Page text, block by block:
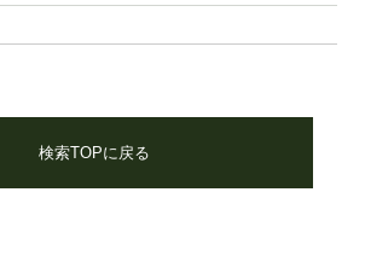
検索TOPに戻る